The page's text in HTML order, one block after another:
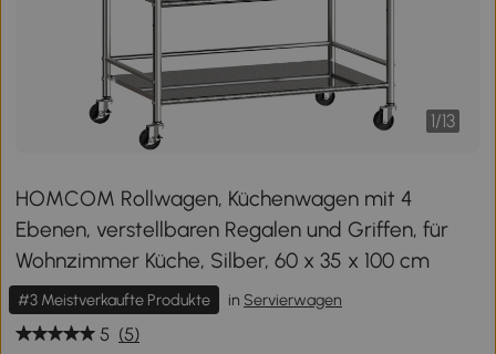
1/13
HOMCOM Rollwagen, Küchenwagen mit 4
Ebenen, verstellbaren Regalen und Griffen, für
Wohnzimmer Küche, Silber, 60 x 35 x 100 cm
#3 Meistverkaufte Produkte in Servierwagen
5 (5)